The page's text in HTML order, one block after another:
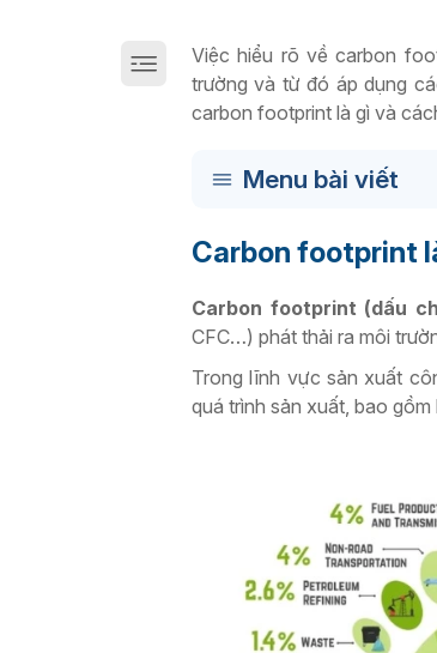
Việc hiểu rõ về carbon
trường và từ đó áp dụng
carbon footprint là gì và
Menu bài viết
Carbon footprint
Carbon footprint (dấu
CFC…) phát thải ra môi
Trong lĩnh vực sản xuất
quá trình sản xuất, bao